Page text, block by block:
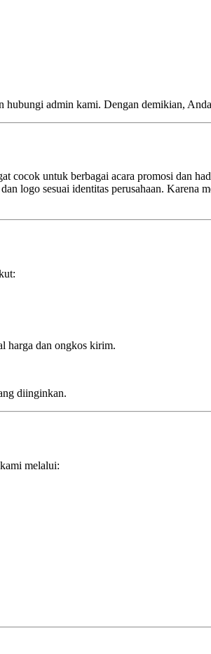
admin kami. Dengan demikian,
untuk berbagai acara promosi dan
logo sesuai identitas perusahaan. Karena
harga dan ongkos kirim.
diinginkan.
melalui: